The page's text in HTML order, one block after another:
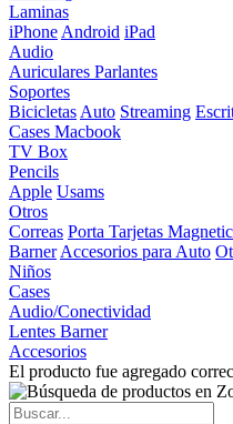
Laminas
iPhone Android iPad
Audio
Auriculares Parlantes
Soportes
Bicicletas Auto Streaming
Cases Macbook
TV Box
Pencils
Apple Usams
Otros
Correas Porta Tarjetas
Barner Accesorios para Auto
Niños
Cases
Audio/Conectividad
Lentes Barner
Accesorios
El producto fue agregado